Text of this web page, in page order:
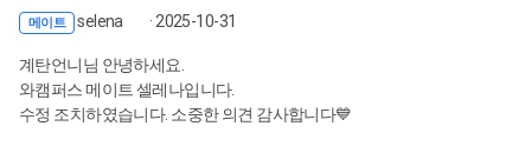
메이트 selena · 2025-10-31
계탄언니님 안녕하세요.
와캠퍼스 메이트 셀레나입니다.
수정 조치하였습니다. 소중한 의견 감사합니다💙